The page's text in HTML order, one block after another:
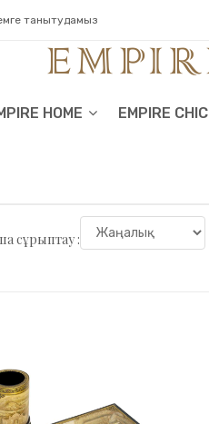
танытудамыз
HOME EMPIRE CHIC
сұрыптау :